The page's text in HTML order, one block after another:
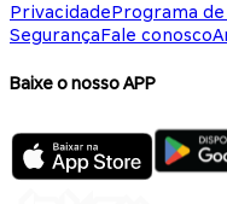
PrivacidadePrograma
SegurançaFale conosco
Baixe o nosso APP